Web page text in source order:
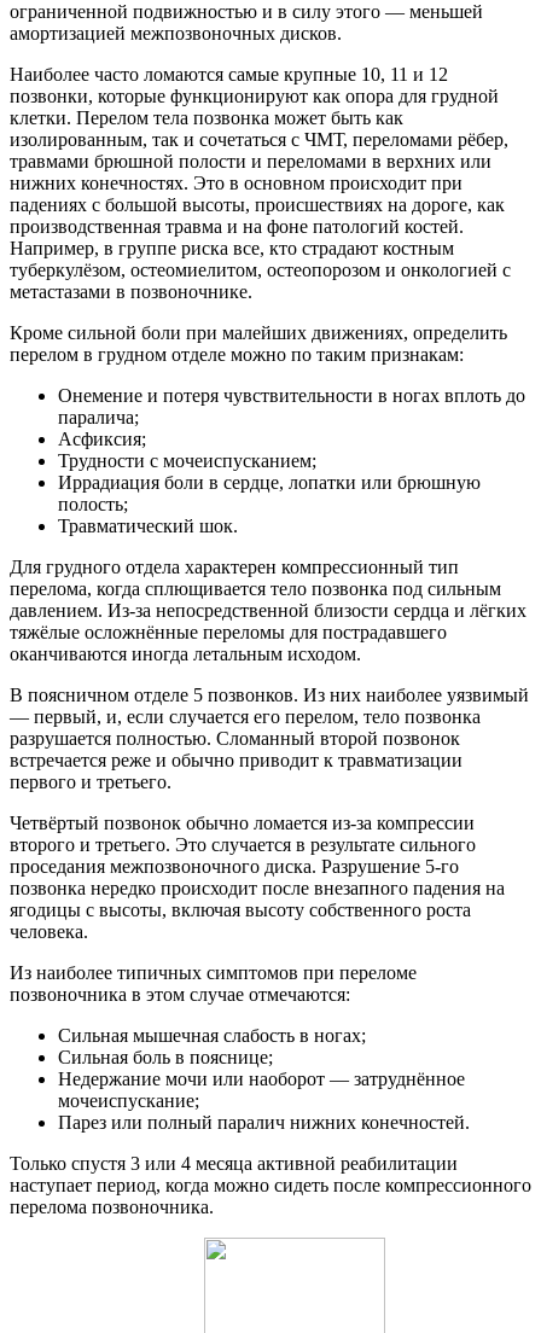
ограниченной подвижностью и в силу этого — меньшей
амортизацией межпозвоночных дисков.
Наиболее часто ломаются самые крупные 10, 11 и 12
позвонки, которые функционируют как опора для грудной
клетки. Перелом тела позвонка может быть как
изолированным, так и сочетаться с ЧМТ, переломами рёбер,
травмами брюшной полости и переломами в верхних или
нижних конечностях. Это в основном происходит при
падениях с большой высоты, происшествиях на дороге, как
производственная травма и на фоне патологий костей.
Например, в группе риска все, кто страдают костным
туберкулёзом, остеомиелитом, остеопорозом и онкологией с
метастазами в позвоночнике.
Кроме сильной боли при малейших движениях, определить
перелом в грудном отделе можно по таким признакам:
Онемение и потеря чувствительности в ногах вплоть до
паралича;
Асфиксия;
Трудности с мочеиспусканием;
Иррадиация боли в сердце, лопатки или брюшную
полость;
Травматический шок.
Для грудного отдела характерен компрессионный тип
перелома, когда сплющивается тело позвонка под сильным
давлением. Из-за непосредственной близости сердца и лёгких
тяжёлые осложнённые переломы для пострадавшего
оканчиваются иногда летальным исходом.
В поясничном отделе 5 позвонков. Из них наиболее уязвимый
— первый, и, если случается его перелом, тело позвонка
разрушается полностью. Сломанный второй позвонок
встречается реже и обычно приводит к травматизации
первого и третьего.
Четвёртый позвонок обычно ломается из-за компрессии
второго и третьего. Это случается в результате сильного
проседания межпозвоночного диска. Разрушение 5-го
позвонка нередко происходит после внезапного падения на
ягодицы с высоты, включая высоту собственного роста
человека.
Из наиболее типичных симптомов при переломе
позвоночника в этом случае отмечаются:
Сильная мышечная слабость в ногах;
Сильная боль в пояснице;
Недержание мочи или наоборот — затруднённое
мочеиспускание;
Парез или полный паралич нижних конечностей.
Только спустя 3 или 4 месяца активной реабилитации
наступает период, когда можно сидеть после компрессионного
перелома позвоночника.